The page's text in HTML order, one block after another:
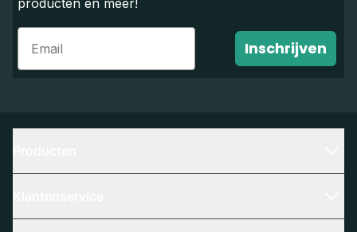
producten en meer!
Email
Inschrijven